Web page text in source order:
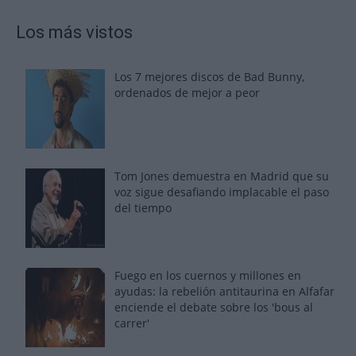
Los más vistos
Los 7 mejores discos de Bad Bunny,
ordenados de mejor a peor
Tom Jones demuestra en Madrid que su
voz sigue desafiando implacable el paso
del tiempo
Fuego en los cuernos y millones en
ayudas: la rebelión antitaurina en Alfafar
enciende el debate sobre los 'bous al
carrer'